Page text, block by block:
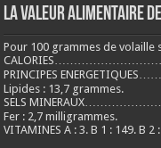
LA VALEUR ALIMENTAIRE
Pour 100 grammes de volaille
PRINCIPES
Lipides : 13,7 grammes.
SELS
Fer : 2,7 milligrammes.
VITAMINES A : 3. B 1 : 149. B 2